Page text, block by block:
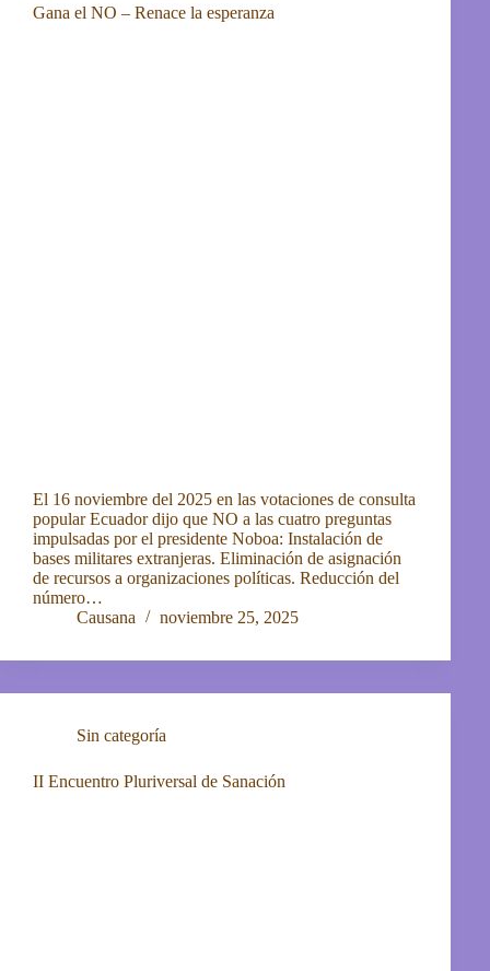
Gana el NO – Renace la esperanza
El 16 noviembre del 2025 en las votaciones de consulta
popular Ecuador dijo que NO a las cuatro preguntas
impulsadas por el presidente Noboa: Instalación de
bases militares extranjeras. Eliminación de asignación
de recursos a organizaciones políticas. Reducción del
número…
Causana
noviembre 25, 2025
Sin categoría
II Encuentro Pluriversal de Sanación